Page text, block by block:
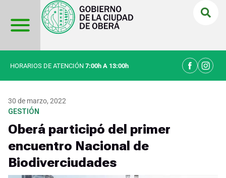
contenido
HORARIOS DE ATENCIÓN 7:00h A 13:00h
30 de marzo, 2022
GESTIÓN
Oberá participó del primer
encuentro Nacional de
Biodiverciudades